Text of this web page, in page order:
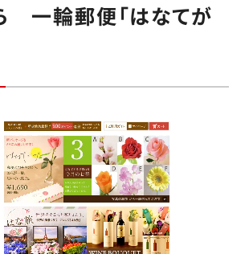
一輪郵便「はなてが